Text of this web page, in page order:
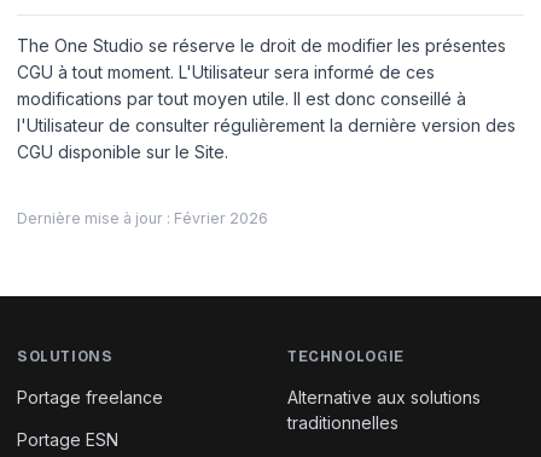
The One Studio se réserve le droit de modifier les présentes
CGU à tout moment. L'Utilisateur sera informé de ces
modifications par tout moyen utile. Il est donc conseillé à
l'Utilisateur de consulter régulièrement la dernière version des
CGU disponible sur le Site.
Dernière mise à jour : Février 2026
SOLUTIONS
Portage freelance
Portage ESN
TECHNOLOGIE
Alternative aux solutions
traditionnelles